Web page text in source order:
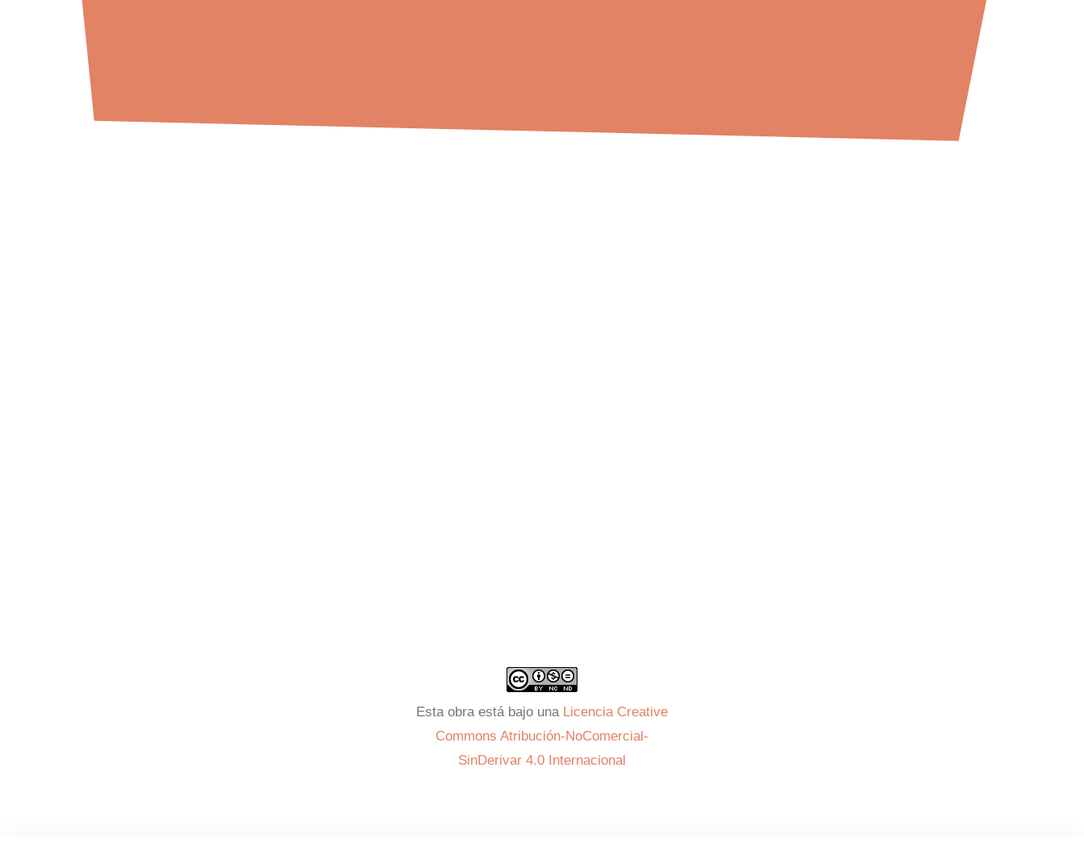
Esta obra está bajo una Licencia Creative
Commons Atribución-NoComercial-
SinDerivar 4.0 Internacional